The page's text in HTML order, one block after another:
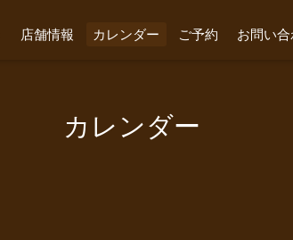
店舗情報 カレンダー ご予約 お問い
カレンダー